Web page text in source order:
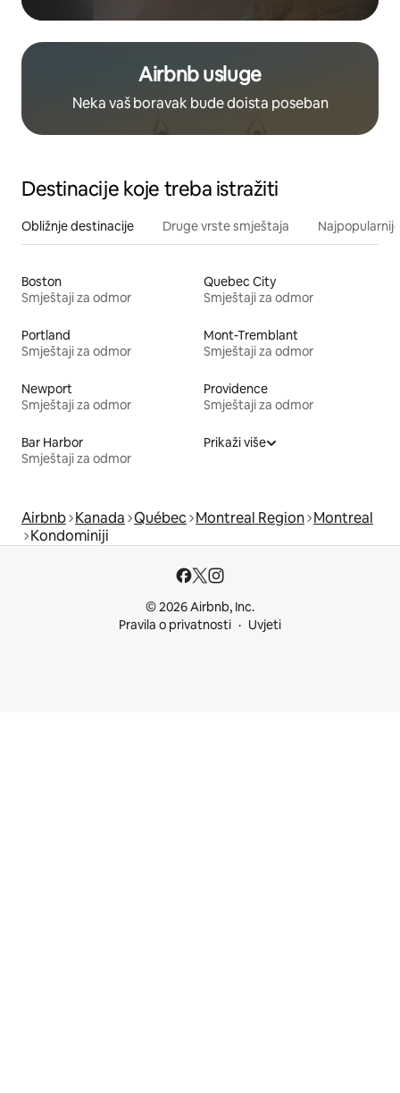
Airbnb usluge
Neka vaš boravak bude doista poseban
Destinacije koje treba istražiti
Obližnje destinacije Druge vrste smještaja
Boston
Smještaji za odmor
Quebec City
Smještaji za odmor
Portland
Smještaji za odmor
Mont-Tremblant
Smještaji za odmor
Newport
Smještaji za odmor
Providence
Smještaji za odmor
Bar Harbor
Smještaji za odmor
Prikaži više
Airbnb Kanada Québec Montreal Region Montreal
Kondominiji
© 2026 Airbnb, Inc.
Pravila o privatnosti
Uvjeti